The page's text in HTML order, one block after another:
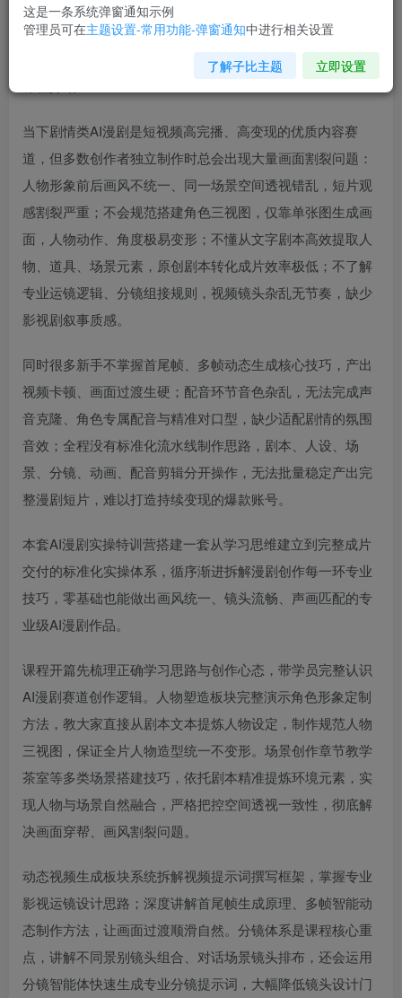
当下剧情类AI漫剧是短视频高完播、高变现的优质内容赛
道，但多数创作者独立制作时总会出现大量画面割裂问题：
人物形象前后画风不统一、同一场景空间透视错乱，短片观
感割裂严重；不会规范搭建角色三视图，仅靠单张图生成画
面，人物动作、角度极易变形；不懂从文字剧本高效提取人
物、道具、场景元素，原创剧本转化成片效率极低；不了解
专业运镜逻辑、分镜组接规则，视频镜头杂乱无节奏，缺少
影视剧叙事质感。
同时很多新手不掌握首尾帧、多帧动态生成核心技巧，产出
视频卡顿、画面过渡生硬；配音环节音色杂乱，无法完成声
音克隆、角色专属配音与精准对口型，缺少适配剧情的氛围
音效；全程没有标准化流水线制作思路，剧本、人设、场
景、分镜、动画、配音剪辑分开操作，无法批量稳定产出完
整漫剧短片，难以打造持续变现的爆款账号。
本套AI漫剧实操特训营搭建一套从学习思维建立到完整成片
交付的标准化实操体系，循序渐进拆解漫剧创作每一环专业
技巧，零基础也能做出画风统一、镜头流畅、声画匹配的专
业级AI漫剧作品。
课程开篇先梳理正确学习思路与创作心态，带学员完整认识
AI漫剧赛道创作逻辑。人物塑造板块完整演示角色形象定制
方法，教大家直接从剧本文本提炼人物设定，制作规范人物
三视图，保证全片人物造型统一不变形。场景创作章节教学
茶室等多类场景搭建技巧，依托剧本精准提炼环境元素，实
现人物与场景自然融合，严格把控空间透视一致性，彻底解
决画面穿帮、画风割裂问题。
动态视频生成板块系统拆解视频提示词撰写框架，掌握专业
影视运镜设计思路；深度讲解首尾帧生成原理、多帧智能动
态制作方法，让画面过渡顺滑自然。分镜体系是课程核心重
点，讲解不同景别镜头组合、对话场景镜头排布，还会运用
分镜智能体快速生成专业分镜提示词，大幅降低镜头设计门
这是一条系统弹窗通知示例
管理员可在主题设置-常用功能-弹窗通知中进行相关设置
了解子比主题 立即设置